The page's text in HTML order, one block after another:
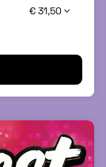
€ 31,50